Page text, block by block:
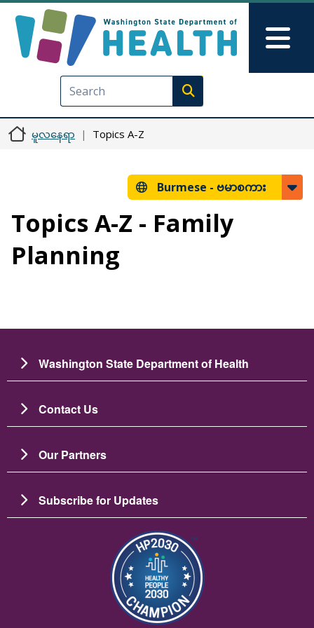
Execute search
မူလနေရာ Topics A-Z
Burmese - ဗမာစကား
Topics A-Z - Family
Planning
Washington State Department of Health
Contact Us
Our Partners
Subscribe for Updates
ပုံရိပ်